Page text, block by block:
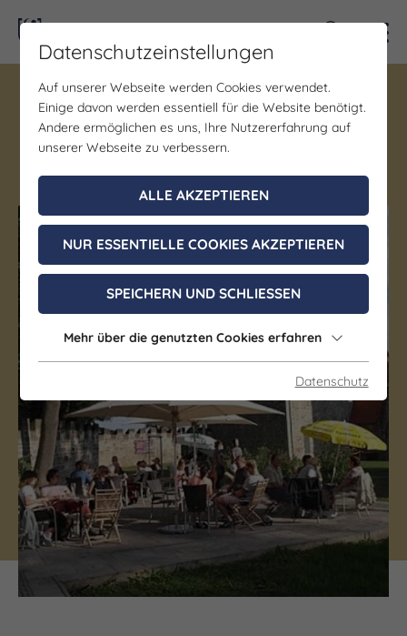
Gastronomie
Schloss-Schenke Goseck
Datenschutzeinstellungen
Auf unserer Webseite werden Cookies verwendet.
Einige davon werden essentiell für die Website benötigt.
Andere ermöglichen es uns, Ihre Nutzererfahrung auf
unserer Webseite zu verbessern.
ALLE AKZEPTIEREN
NUR ESSENTIELLE COOKIES AKZEPTIEREN
SPEICHERN UND SCHLIESSEN
Mehr über die genutzten Cookies erfahren
Datenschutz